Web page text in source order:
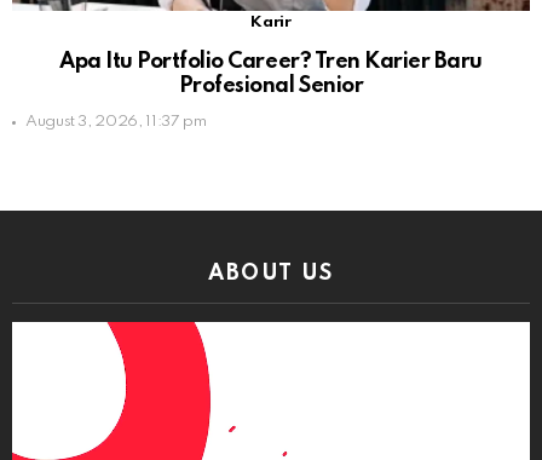
Karir
Apa Itu Portfolio Career? Tren Karier Baru
Profesional Senior
August 3, 2026, 11:37 pm
ABOUT US